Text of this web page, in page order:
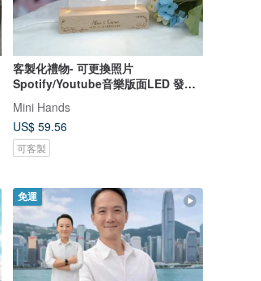
客製化禮物- 可更換照片
Spotify/Youtube音樂版面LED 發光
Mini Hands
US$ 59.56
可客製
免運